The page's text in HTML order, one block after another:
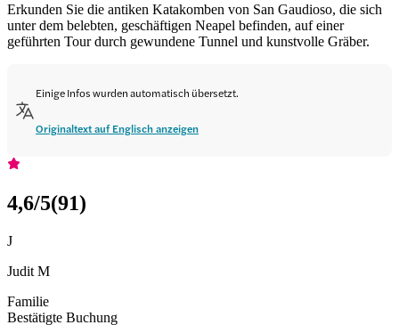
Erkunden Sie die antiken Katakomben von San Gaudioso, die sich
unter dem belebten, geschäftigen Neapel befinden, auf einer
geführten Tour durch gewundene Tunnel und kunstvolle Gräber.
Einige Infos wurden automatisch übersetzt.
Originaltext auf Englisch anzeigen
4,6/5(91)
J
Judit M
Familie
Bestätigte Buchung